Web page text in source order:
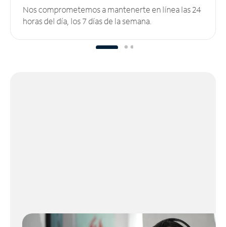
Nos comprometemos a mantenerte en línea las 24
horas del día, los 7 días de la semana.